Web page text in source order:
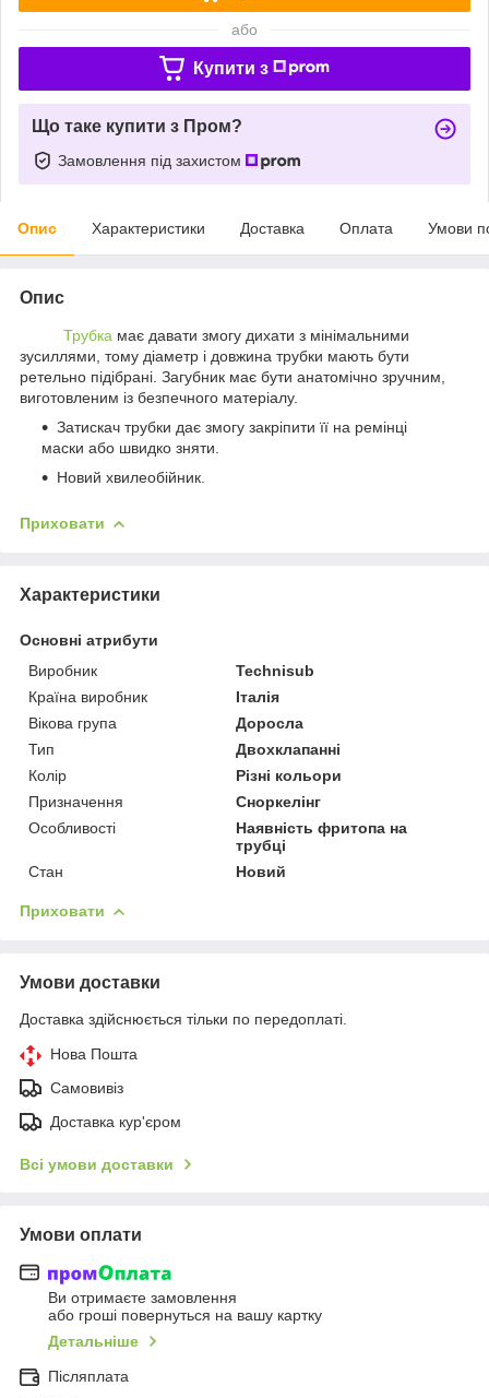
або
Купити з
Що таке купити з Пром?
Замовлення під захистом
Опис Характеристики Доставка Оплата Умови
Опис
Трубка має давати змогу дихати з мінімальними
зусиллями, тому діаметр і довжина трубки мають бути
ретельно підібрані. Загубник має бути анатомічно зручним,
виготовленим із безпечного матеріалу.
Затискач трубки дає змогу закріпити її на ремінці
маски або швидко зняти.
Новий хвилеобійник.
Приховати
Характеристики
Основні атрибути
Виробник
Technisub
Країна виробник
Італія
Вікова група
Доросла
Тип
Двохклапанні
Колір
Різні кольори
Призначення
Сноркелінг
Особливості
Наявність фритопа на
трубці
Стан
Новий
Приховати
Умови доставки
Доставка здійснюється тільки по передоплаті.
Нова Пошта
Самовивіз
Доставка кур'єром
Всі умови доставки
Умови оплати
Ви отримаєте замовлення
або гроші повернуться на вашу картку
Детальніше
Післяплата